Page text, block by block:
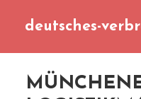
deutsches-